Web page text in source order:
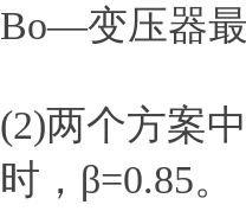
Βo—变压器
(2)两个方案
时，β=0.85。